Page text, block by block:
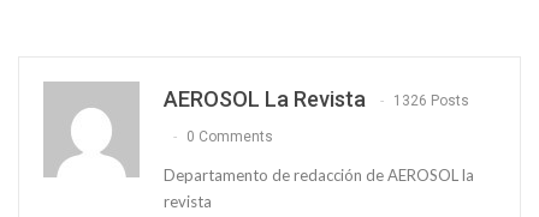
AEROSOL La Revista 1326 Posts
0 Comments
Departamento de redacción de AEROSOL la
revista